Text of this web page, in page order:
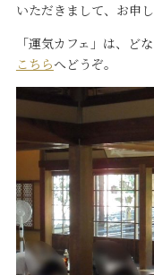
いただきまして、お申
「運気カフェ」は、ど
こちらへどうぞ。